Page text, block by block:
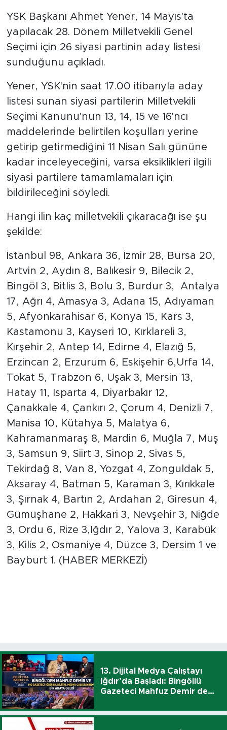
YSK Başkanı Ahmet Yener, 14 Mayıs'ta
yapılacak 28. Dönem Milletvekili Genel
Seçimi için 26 siyasi partinin aday listesi
sunduğunu açıkladı.
Yener, YSK'nin saat 17.00 itibarıyla aday
listesi sunan siyasi partilerin Milletvekili
Seçimi Kanunu'nun 13, 14, 15 ve 16'ncı
maddelerinde belirtilen koşulları yerine
getirip getirmediğini 11 Nisan Salı gününe
kadar inceleyeceğini, varsa eksiklikleri ilgili
siyasi partilere tamamlamaları için
bildirileceğini söyledi.
Hangi ilin kaç milletvekili çıkaracağı ise şu
şekilde:
İstanbul 98, Ankara 36, İzmir 28, Bursa 20,
Artvin 2, Aydın 8, Balıkesir 9, Bilecik 2,
Bingöl 3, Bitlis 3, Bolu 3, Burdur 3, Antalya
17, Ağrı 4, Amasya 3, Adana 15, Adıyaman
5, Afyonkarahisar 6, Konya 15, Kars 3,
Kastamonu 3, Kayseri 10, Kırklareli 3,
Kırşehir 2, Antep 14, Edirne 4, Elazığ 5,
Erzincan 2, Erzurum 6, Eskişehir 6,Urfa 14,
Tokat 5, Trabzon 6, Uşak 3, Mersin 13,
Hatay 11, Isparta 4, Diyarbakır 12,
Çanakkale 4, Çankırı 2, Çorum 4, Denizli 7,
Manisa 10, Kütahya 5, Malatya 6,
Kahramanmaraş 8, Mardin 6, Muğla 7, Muş
3, Samsun 9, Siirt 3, Sinop 2, Sivas 5,
Tekirdağ 8, Van 8, Yozgat 4, Zonguldak 5,
Aksaray 4, Batman 5, Karaman 3, Kırıkkale
3, Şırnak 4, Bartın 2, Ardahan 2, Giresun 4,
Gümüşhane 2, Hakkari 3, Nevşehir 3, Niğde
3, Ordu 6, Rize 3,Iğdır 2, Yalova 3, Karabük
3, Kilis 2, Osmaniye 4, Düzce 3, Dersim 1 ve
Bayburt 1. (HABER MERKEZİ)
13. Dijital Medya Çalıştayı
Iğdır’da Başladı: Bingöllü
Gazeteci Mahfuz Demir de
Bingöl Kaza Haberleri